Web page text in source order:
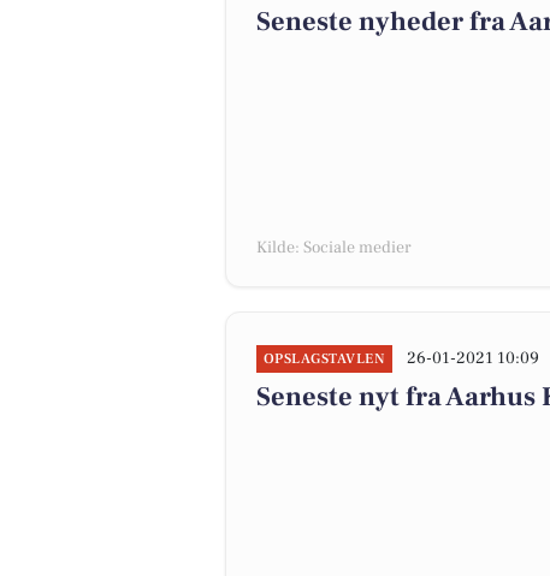
Seneste nyheder fra
Kilde: Sociale medier
OPSLAGSTAVLEN 26-01-2021 10:09
Seneste nyt fra